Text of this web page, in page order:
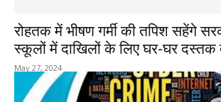
रोहतक में भीषण गर्मी की तपिश सहेंगे
स्कूलों में दाखिलों के लिए घर-घर दस्तक
May 27, 2024